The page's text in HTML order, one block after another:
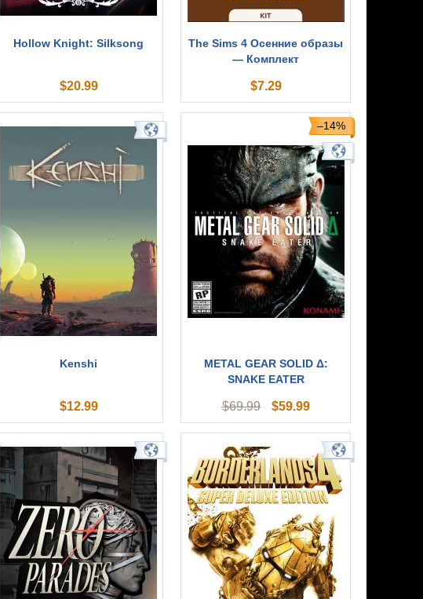
Hollow Knight: Silksong
$20.99
The Sims 4 Осенние образы
— Комплект
$7.29
Kenshi
$12.99
–14%
METAL GEAR SOLID Δ:
SNAKE EATER
$69.99 $59.99